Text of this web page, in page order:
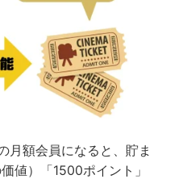
月額会員になると、貯ま
値）「1500ポイント」